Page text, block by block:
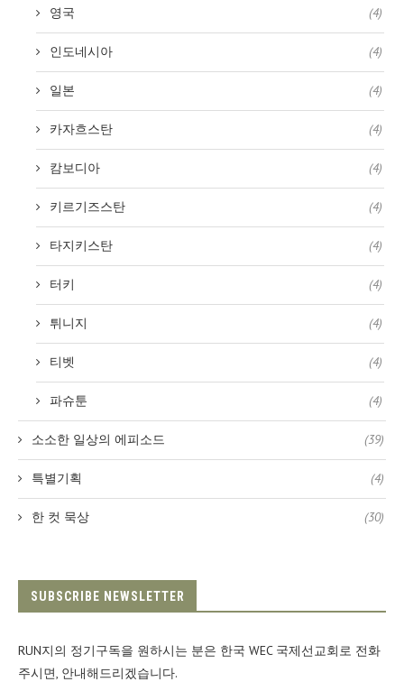
영국 (4)
인도네시아 (4)
일본 (4)
카자흐스탄 (4)
캄보디아 (4)
키르기즈스탄 (4)
타지키스탄 (4)
터키 (4)
튀니지 (4)
티벳 (4)
파슈툰 (4)
소소한 일상의 에피소드 (39)
특별기획 (4)
한 컷 묵상 (30)
SUBSCRIBE NEWSLETTER
RUN지의 정기구독을 원하시는 분은 한국 WEC 국제선교회로 전화
주시면, 안내해드리겠습니다.